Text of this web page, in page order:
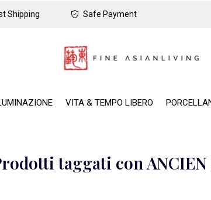
VITA & TEMPO LIBERO
Shipping Safe Payment
taggati con ANCIEN